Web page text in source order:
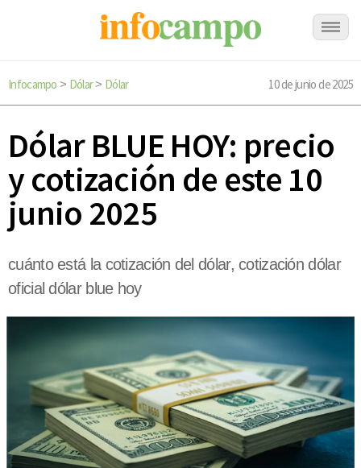
Infocampo > Dólar> Dólar 10 de junio de 2025
Dólar BLUE HOY: precio
y cotización de este 10
junio 2025
cuánto está la cotización del dólar, cotización dólar
oficial dólar blue hoy